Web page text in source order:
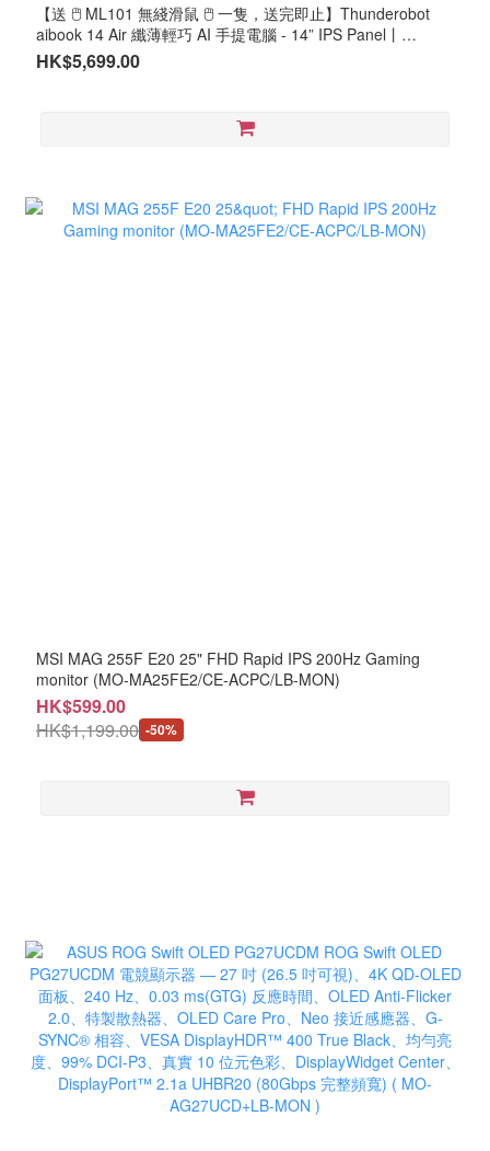
【送 🖱️ ML101 無綫滑鼠 🖱️ 一隻，送完即止】Thunderobot
aibook 14 Air 纖薄輕巧 AI 手提電腦 - 14” IPS Panel丨
2880x1800 解像度丨120Hz 刷新率丨AMD 處理器丨DDR5 記
憶體丨M.2 SSD丨Windows 11 PRO #2年保養 (NB-
HK$5,699.00
MSI MAG 255F E20 25" FHD Rapid IPS 200Hz Gaming
monitor (MO-MA25FE2/CE-ACPC/LB-MON)
HK$599.00
HK$1,199.00 -50%